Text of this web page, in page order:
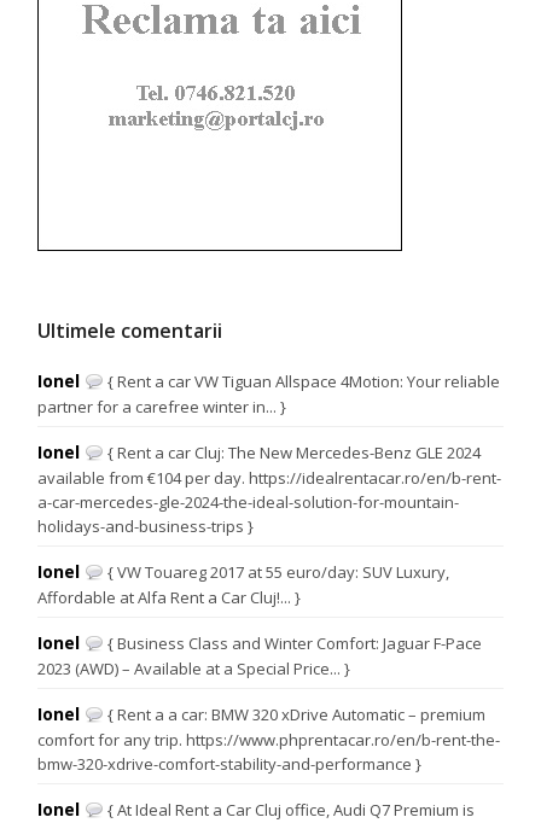
Ultimele comentarii
Ionel
{ Rent a car VW Tiguan Allspace 4Motion: Your reliable
partner for a carefree winter in... }
Ionel
{ Rent a car Cluj: The New Mercedes-Benz GLE 2024
available from €104 per day. https://idealrentacar.ro/en/b-rent-
a-car-mercedes-gle-2024-the-ideal-solution-for-mountain-
holidays-and-business-trips }
Ionel
{ VW Touareg 2017 at 55 euro/day: SUV Luxury,
Affordable at Alfa Rent a Car Cluj!... }
Ionel
{ Business Class and Winter Comfort: Jaguar F-Pace
2023 (AWD) – Available at a Special Price... }
Ionel
{ Rent a a car: BMW 320 xDrive Automatic – premium
comfort for any trip. https://www.phprentacar.ro/en/b-rent-the-
bmw-320-xdrive-comfort-stability-and-performance }
Ionel
{ At Ideal Rent a Car Cluj office, Audi Q7 Premium is